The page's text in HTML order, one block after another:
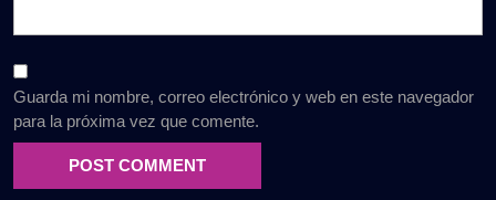
Guarda mi nombre, correo electrónico y web en este navegador
para la próxima vez que comente.